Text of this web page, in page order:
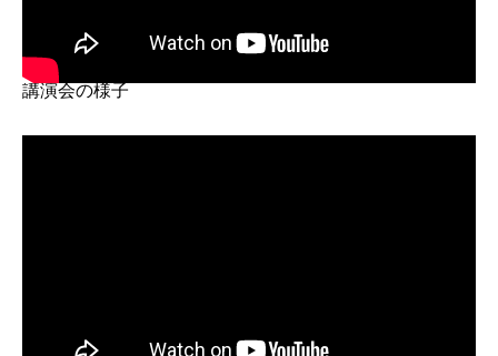
講演会の様子